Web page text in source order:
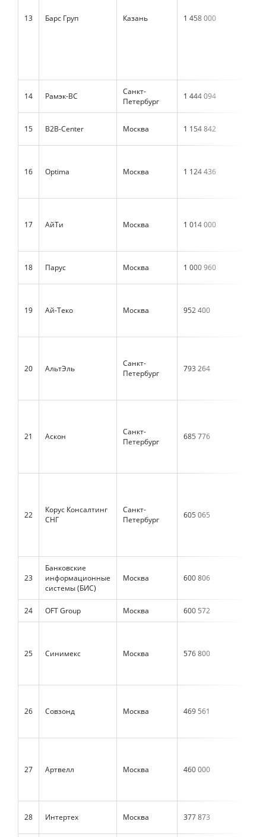
13 Барс Груп Казань 1 458 000
14 Рамэк-ВС
Санкт-
Петербург
1 444 094
15 В2В-Center Москва 1 154 842
16 Optima Москва 1 124 436
17 АйТи Москва 1 014 000
18 Парус Москва 1 000 960
19 Ай-Теко Москва 952 400
20 АльтЭль
Санкт-
Петербург
793 264
21 Аскон
Санкт-
Петербург
685 776
22
Корус Консалтинг
СНГ
Санкт-
Петербург
605 065
23
Банковские
информационные
системы (БИС)
Москва 600 806
24 OFT Group Москва 600 572
25 Синимекс Москва 576 800
26 Совзонд Москва 469 561
27 Артвелл Москва 460 000
28 Интертех Москва 377 873